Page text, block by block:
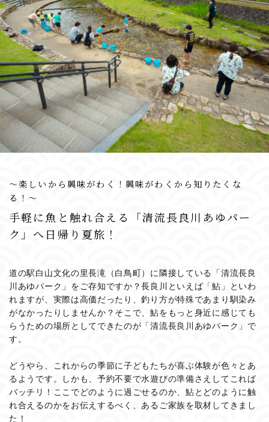
〜楽しいから興味がわく！興味がわくから知りたくな
る！〜
手軽に魚と触れ合える「清流長良川あゆパー
ク」へ日帰り夏旅！
道の駅白山文化の里長滝（白鳥町）に隣接している「清流長良
川あゆパーク」をご存知ですか？長良川といえば「鮎」といわ
れますが、実際は高価だったり、釣り方が特殊であまり馴染み
がなかったりしませんか？そこで、鮎をもっと身近に感じても
らうための場所としてできたのが「清流長良川あゆパーク」で
す。
どうやら、これからの季節に子どもたちが喜ぶ体験が色々とあ
るようです。しかも、予約不要で水遊びの準備さえしてこれば
バッチリ！ここでどのように過ごせるのか、鮎とどのように触
れ合えるのかをお伝えするべく、あるご家族を取材してきまし
た！